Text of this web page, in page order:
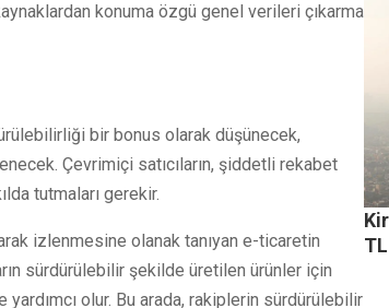
konuma özgü genel verileri çıkarma
bir bonus olarak düşünecek,
Çevrimiçi satıcıların, şiddetli rekabet
tutmaları gerekir.
izlenmesine olanak tanıyan e-ticaretin
sürdürülebilir şekilde üretilen ürünler için
olur. Bu arada, rakiplerin sürdürülebilir
TL